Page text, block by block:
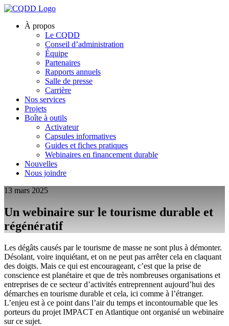
À propos
Le CQDD
Conseil d’administration
Équipe
Partenaires
Rapports annuels
Salle de presse
Carrière
Nos services
Projets
Boîte à outils
Activateur
Capsules informatives
Guides et fiches pratiques
Webinaires en financement durable
Nouvelles
Nous joindre
13 mars 2025
Un webinaire sur le tourisme durable et
régénératif
Les dégâts causés par le tourisme de masse ne sont plus à démonter.
Désolant, voire inquiétant, et on ne peut pas arrêter cela en claquant
des doigts. Mais ce qui est encourageant, c’est que la prise de
conscience est planétaire et que de très nombreuses organisations et
entreprises de ce secteur d’activités entreprennent aujourd’hui des
démarches en tourisme durable et cela, ici comme à l’étranger.
L’enjeu est à ce point dans l’air du temps et incontournable que les
porteurs du projet IMPACT en Atlantique ont organisé un webinaire
sur ce sujet.